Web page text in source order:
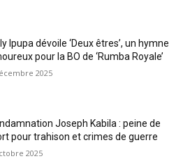
Ipupa dévoile ‘Deux êtres’, un hymne
pour la BO de ‘Rumba Royale’
2025
Joseph Kabila : peine de
pour trahison et crimes de guerre
2025